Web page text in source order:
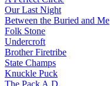
Our Last Night
Between the Buried and Me
Folk Stone
Undercroft
Brother Firetribe
State Champs
Knuckle Puck